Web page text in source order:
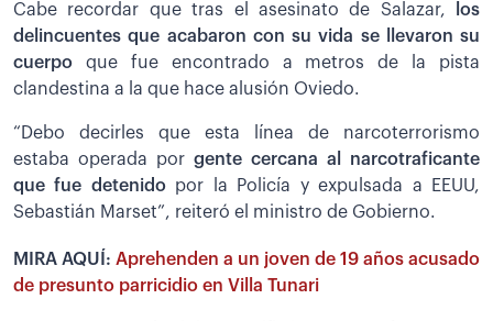
Cabe recordar que tras el asesinato de Salazar,
los
delincuentes que acabaron con su vida se llevaron su
cuerpo que fue encontrado a metros de la pista
clandestina a la que hace alusión Oviedo.
“Debo decirles que esta línea de narcoterrorismo
estaba operada por gente cercana al narcotraficante
que fue detenido por la Policía y expulsada a EEUU,
Sebastián Marset”, reiteró el ministro de Gobierno.
MIRA AQUÍ: Aprehenden a un joven de 19 años acusado
de presunto parricidio en Villa Tunari